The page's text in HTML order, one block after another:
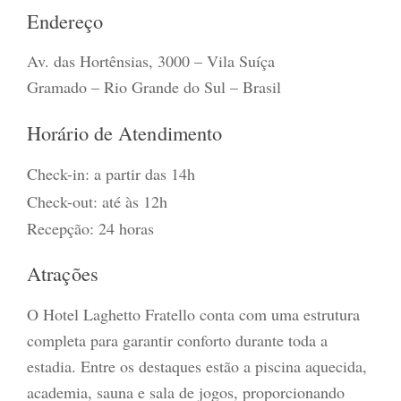
Endereço
Av. das Hortênsias, 3000 – Vila Suíça
Gramado – Rio Grande do Sul – Brasil
Horário de Atendimento
Check-in: a partir das 14h
Check-out: até às 12h
Recepção: 24 horas
Atrações
O Hotel Laghetto Fratello conta com uma estrutura
completa para garantir conforto durante toda a
estadia. Entre os destaques estão a piscina aquecida,
academia, sauna e sala de jogos, proporcionando